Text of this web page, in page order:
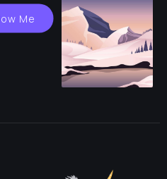
Me